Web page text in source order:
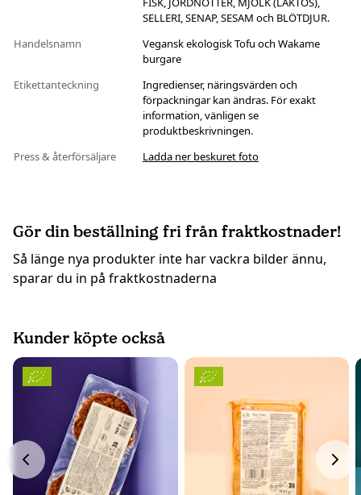
SELLERI, SENAP, SESAM och BLÖTDJUR.
Handelsnamn
Vegansk ekologisk Tofu och Wakame
burgare
Etikettanteckning
Ingredienser, näringsvärden och
förpackningar kan ändras. För exakt
information, vänligen se
produktbeskrivningen.
Press & återförsäljare
Ladda ner beskuret foto
Gör din beställning fri från fraktkostnader!
Så länge nya produkter inte har vackra bilder ännu,
sparar du in på fraktkostnaderna
Kunder köpte också